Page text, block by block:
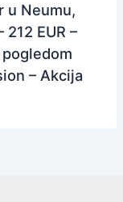
u Neumu,
EUR –
– Akcija